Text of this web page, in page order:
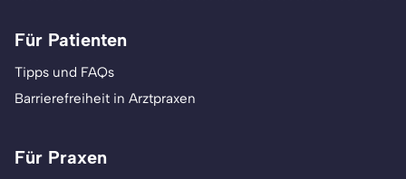
Für Patienten
Tipps und FAQs
Barrierefreiheit in Arztpraxen
Für Praxen